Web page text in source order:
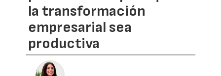
la transformación
empresarial sea
productiva